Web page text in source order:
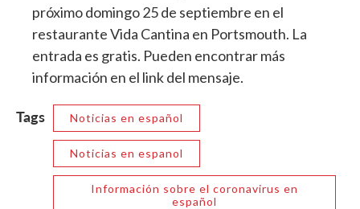
próximo domingo 25 de septiembre en el
restaurante Vida Cantina en Portsmouth. La
entrada es gratis. Pueden encontrar más
información en el link del mensaje.
Tags Noticias en español
Noticias en espanol
Información sobre el coronavirus en
español